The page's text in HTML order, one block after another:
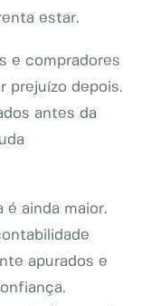
estar.
e compradores
prejuízo depois.
antes da
é ainda maior.
apurados e